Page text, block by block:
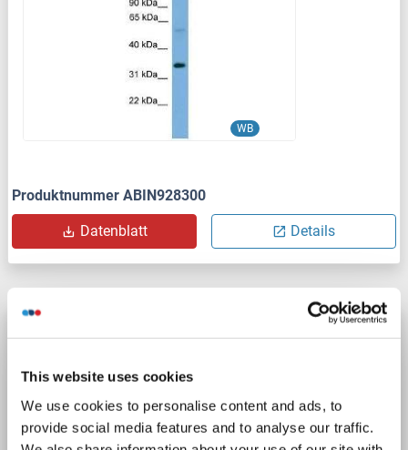
This website uses cookies
We use cookies to personalise content and ads, to
provide social media features and to analyse our traffic.
WB
Produktnummer ABIN928300
Datenblatt Details
Transmembrane 7 Superfamily Member 4
TM7SF4
Wirt: Kaninchen
Polyclonal unconjugated